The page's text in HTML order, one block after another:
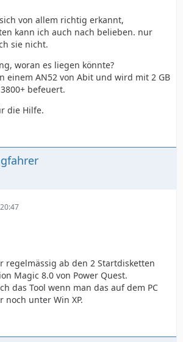
von allem richtig erkannt,
kann ich auch nach belieben. nur
sie nicht.
woran es liegen könnte?
einem AN52 von Abit und wird mit 2 GB
befeuert.
die Hilfe.
regelmässig ab den 2 Startdisketten
Magic 8.0 von Power Quest.
das Tool wenn man das auf dem PC
unter Win XP.